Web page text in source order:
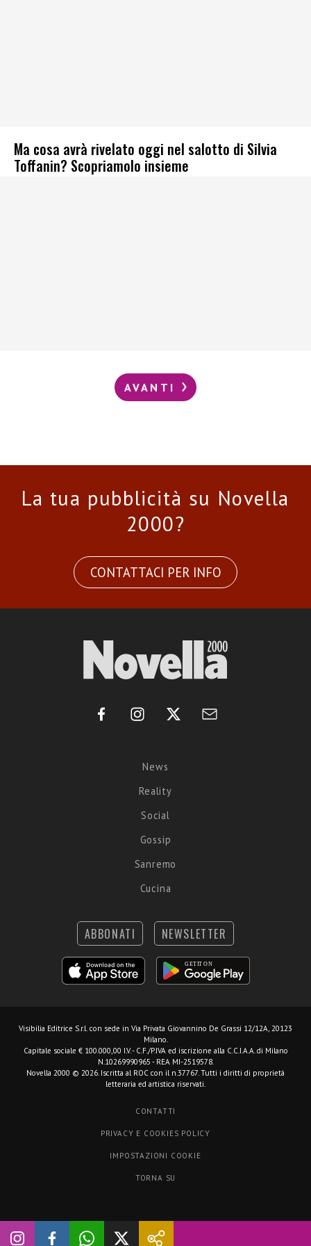
Ma cosa avrà rivelato oggi nel salotto di Silvia
Toffanin? Scopriamolo insieme
AVANTI
La tua pubblicità su Novella
2000?
CONTATTACI PER INFO
News
Reality
Social
Gossip
Sanremo
Cucina
ABBONATI NEWSLETTER
Visibilia Editrice S.r.l. con sede in Via Privata Giovannino De Grassi 12/12A, 20123
Milano.
Capitale sociale € 100.000,00 I.V. - C.F./P.IVA ed iscrizione alla C.C.I.A.A. di Milano
N.10269990965 - REA MI-2519578.
Novella 2000 © 2026. Iscritta al ROC con il n.37767. Tutti i diritti di proprietà
letteraria ed artistica riservati.
CONTATTI
PRIVACY E COOKIES POLICY
IMPOSTAZIONI COOKIE
TORNA SU